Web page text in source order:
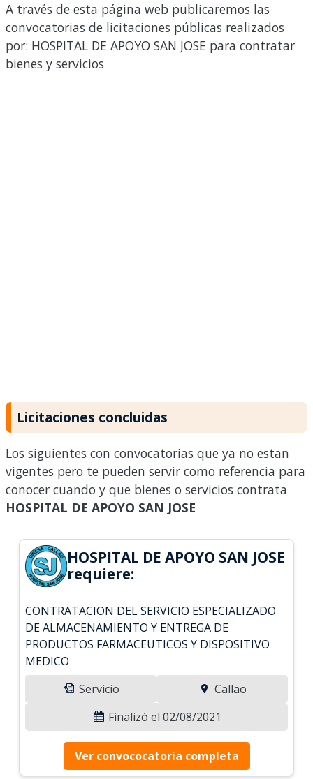
A través de esta página web publicaremos las
convocatorias de licitaciones públicas realizados
por: HOSPITAL DE APOYO SAN JOSE para contratar
bienes y servicios
Licitaciones concluidas
Los siguientes con convocatorias que ya no estan
vigentes pero te pueden servir como referencia para
conocer cuando y que bienes o servicios contrata
HOSPITAL DE APOYO SAN JOSE
HOSPITAL DE APOYO SAN JOSE
requiere:
CONTRATACION DEL SERVICIO ESPECIALIZADO
DE ALMACENAMIENTO Y ENTREGA DE
PRODUCTOS FARMACEUTICOS Y DISPOSITIVO
MEDICO
Servicio
Callao
Finalizó el 02/08/2021
Ver convococatoria completa